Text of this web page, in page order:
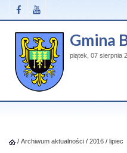
Gmina
piątek, 07 sierpnia
/ Archiwum aktualności / 2016 / lipiec